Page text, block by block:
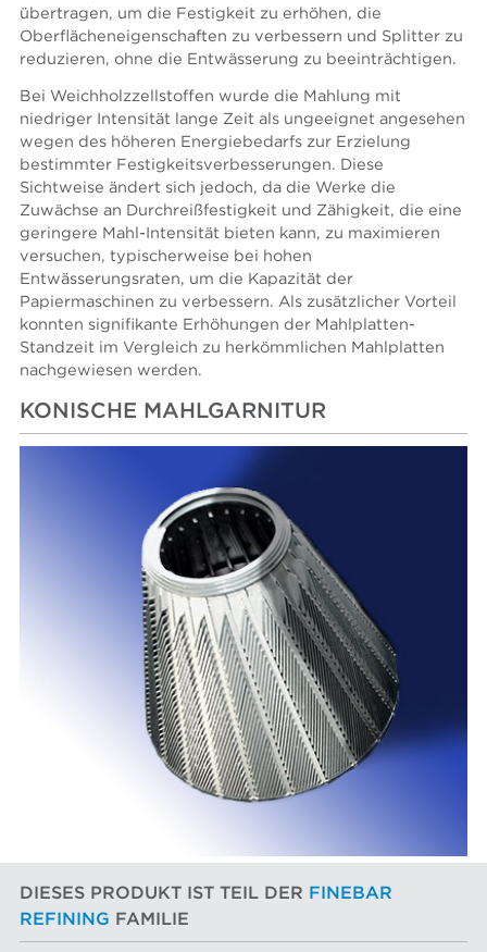
übertragen, um die Festigkeit zu erhöhen, die
Oberflächeneigenschaften zu verbessern und Splitter zu
reduzieren, ohne die Entwässerung zu beeinträchtigen.
Bei Weichholzzellstoffen wurde die Mahlung mit
niedriger Intensität lange Zeit als ungeeignet angesehen
wegen des höheren Energiebedarfs zur Erzielung
bestimmter Festigkeitsverbesserungen. Diese
Sichtweise ändert sich jedoch, da die Werke die
Zuwächse an Durchreißfestigkeit und Zähigkeit, die eine
geringere Mahl-Intensität bieten kann, zu maximieren
versuchen, typischerweise bei hohen
Entwässerungsraten, um die Kapazität der
Papiermaschinen zu verbessern. Als zusätzlicher Vorteil
konnten signifikante Erhöhungen der Mahlplatten-
Standzeit im Vergleich zu herkömmlichen Mahlplatten
nachgewiesen werden.
KONISCHE MAHLGARNITUR
DIESES PRODUKT IST TEIL DER FINEBAR
REFINING FAMILIE